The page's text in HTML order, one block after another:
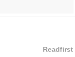
Readfirst